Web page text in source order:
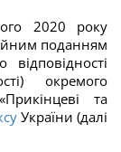
2020 року
поданням
окремого
та
України (далі